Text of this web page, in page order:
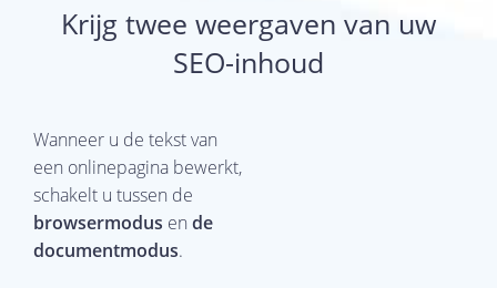
Krijg twee weergaven van uw
SEO-inhoud
Wanneer u de tekst van
een onlinepagina bewerkt,
schakelt u tussen de
browsermodus en de
documentmodus.